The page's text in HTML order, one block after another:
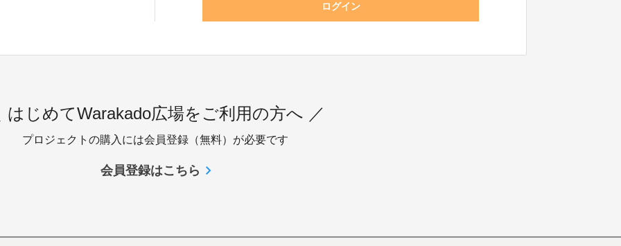
ログイン
はじめてWarakado広場をご利用の方へ ／
プロジェクトの購入には会員登録（無料）が必要です
会員登録はこちら